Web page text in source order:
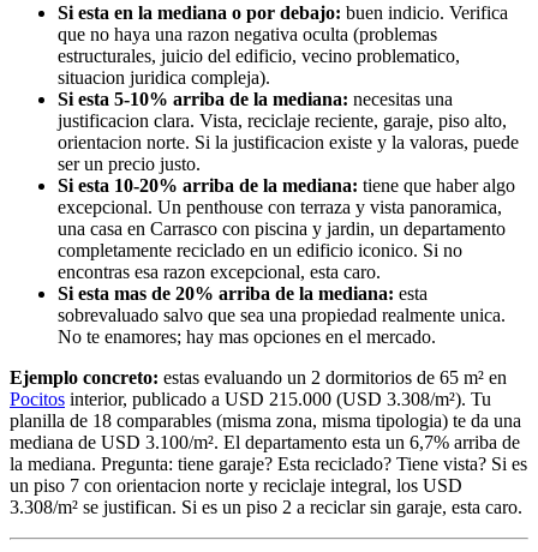
Si esta en la mediana o por debajo: buen indicio. Verifica
que no haya una razon negativa oculta (problemas
estructurales, juicio del edificio, vecino problematico,
situacion juridica compleja).
Si esta 5-10% arriba de la mediana: necesitas una
justificacion clara. Vista, reciclaje reciente, garaje, piso alto,
orientacion norte. Si la justificacion existe y la valoras, puede
ser un precio justo.
Si esta 10-20% arriba de la mediana: tiene que haber algo
excepcional. Un penthouse con terraza y vista panoramica,
una casa en Carrasco con piscina y jardin, un departamento
completamente reciclado en un edificio iconico. Si no
encontras esa razon excepcional, esta caro.
Si esta mas de 20% arriba de la mediana: esta
sobrevaluado salvo que sea una propiedad realmente unica.
No te enamores; hay mas opciones en el mercado.
Ejemplo concreto: estas evaluando un 2 dormitorios de 65 m² en
Pocitos interior, publicado a USD 215.000 (USD 3.308/m²). Tu
planilla de 18 comparables (misma zona, misma tipologia) te da una
mediana de USD 3.100/m². El departamento esta un 6,7% arriba de
la mediana. Pregunta: tiene garaje? Esta reciclado? Tiene vista? Si es
un piso 7 con orientacion norte y reciclaje integral, los USD
3.308/m² se justifican. Si es un piso 2 a reciclar sin garaje, esta caro.